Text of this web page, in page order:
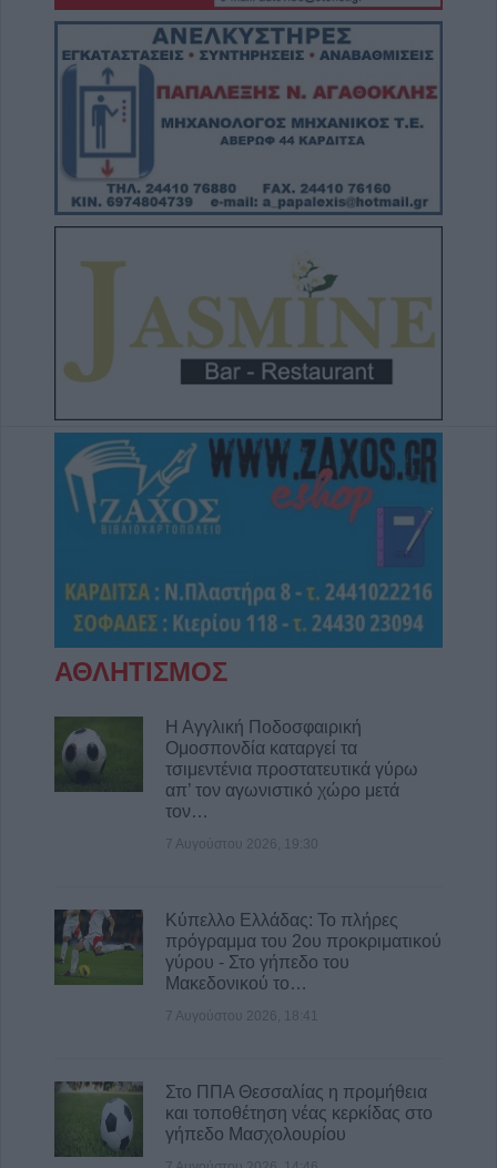
ΑΘΛΗΤΙΣΜΟΣ
Η Αγγλική Ποδοσφαιρική
Ομοσπονδία καταργεί τα
τσιμεντένια προστατευτικά γύρω
απ’ τον αγωνιστικό χώρο μετά
τον…
7 Αυγούστου 2026, 19:30
Κύπελλο Ελλάδας: Το πλήρες
πρόγραμμα του 2ου προκριματικού
γύρου - Στο γήπεδο του
Μακεδονικού το…
7 Αυγούστου 2026, 18:41
Στο ΠΠΑ Θεσσαλίας η προμήθεια
και τοποθέτηση νέας κερκίδας στο
γήπεδο Μασχολουρίου